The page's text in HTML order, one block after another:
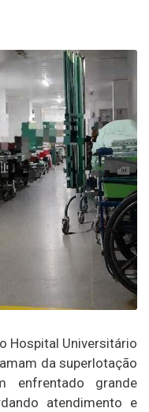
Hospital Universitário
da superlotação
enfrentado grande
atendimento e